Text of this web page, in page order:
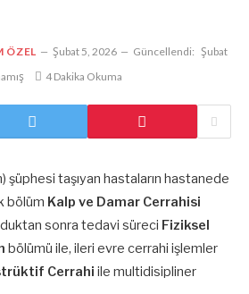
ÖZEL Şubat 5, 2026 Güncellendi: Şubat
4 Dakika Okuma
şüphesi taşıyan hastaların hastanede
bölüm Kalp ve Damar Cerrahisi
sonra tedavi süreci Fiziksel
bölümü ile, ileri evre cerrahi işlemler
Cerrahi ile multidisipliner